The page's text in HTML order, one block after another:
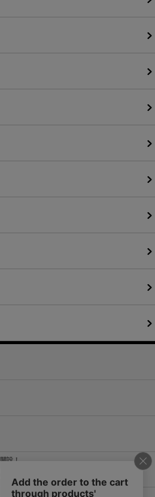
設！
情報などを配信！
をLINEでも確認可能！